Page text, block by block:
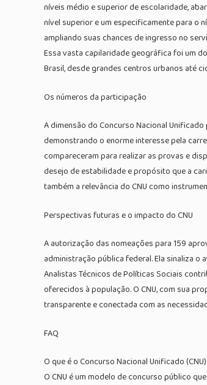
níveis médio e superior de escolaridade,
nível superior e um especificamente para o
ampliando suas chances de ingresso no
Essa vasta capilaridade geográfica foi um
Brasil, desde grandes centros urbanos até
Os números da participação
A dimensão do Concurso Nacional
demonstrando o enorme interesse pela
compareceram para realizar as provas e
desejo de estabilidade e propósito que a
também a relevância do CNU como
Perspectivas futuras e o impacto do CNU
A autorização das nomeações para 159
administração pública federal. Ela sinaliza
Analistas Técnicos de Políticas Sociais
oferecidos à população. O CNU, com sua
transparente e conectada com as
FAQ
O que é o Concurso Nacional Unificado
O CNU é um modelo de concurso público